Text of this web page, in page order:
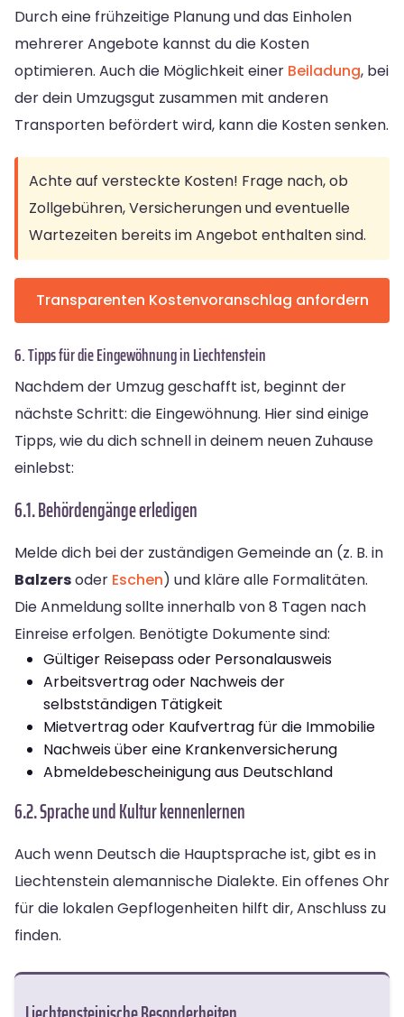
Durch eine frühzeitige Planung und das Einholen
mehrerer Angebote kannst du die Kosten
optimieren. Auch die Möglichkeit einer Beiladung, bei
der dein Umzugsgut zusammen mit anderen
Transporten befördert wird, kann die Kosten senken.
Achte auf versteckte Kosten! Frage nach, ob
Zollgebühren, Versicherungen und eventuelle
Wartezeiten bereits im Angebot enthalten sind.
Transparenten Kostenvoranschlag anfordern
6. Tipps für die Eingewöhnung in Liechtenstein
Nachdem der Umzug geschafft ist, beginnt der
nächste Schritt: die Eingewöhnung. Hier sind einige
Tipps, wie du dich schnell in deinem neuen Zuhause
einlebst:
6.1. Behördengänge erledigen
Melde dich bei der zuständigen Gemeinde an (z. B. in
Balzersoder Eschen) und kläre alle Formalitäten.
Die Anmeldung sollte innerhalb von 8 Tagen nach
Einreise erfolgen. Benötigte Dokumente sind:
Gültiger Reisepass oder Personalausweis
Arbeitsvertrag oder Nachweis der
selbstständigen Tätigkeit
Mietvertrag oder Kaufvertrag für die Immobilie
Nachweis über eine Krankenversicherung
Abmeldebescheinigung aus Deutschland
6.2. Sprache und Kultur kennenlernen
Auch wenn Deutsch die Hauptsprache ist, gibt es in
Liechtenstein alemannische Dialekte. Ein offenes Ohr
für die lokalen Gepflogenheiten hilft dir, Anschluss zu
finden.